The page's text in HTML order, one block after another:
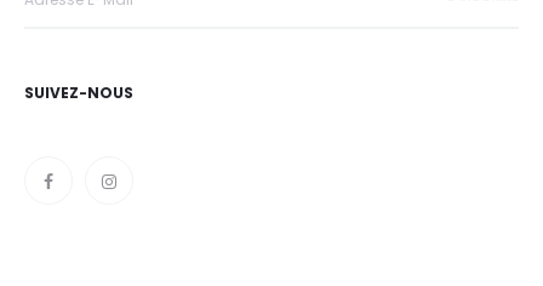
SUIVEZ-NOUS